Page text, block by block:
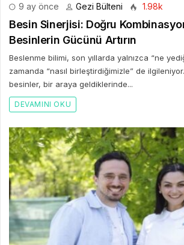
9 ay önce Gezi Bülteni 1.98k
Besin Sinerjisi: Doğru
Besinlerin Gücünü Artırın
Beslenme bilimi, son yıllarda yalnızca “ne
zamanda “nasıl birleştirdiğimizle” de
besinler, bir araya geldiklerinde...
DEVAMINI OKU